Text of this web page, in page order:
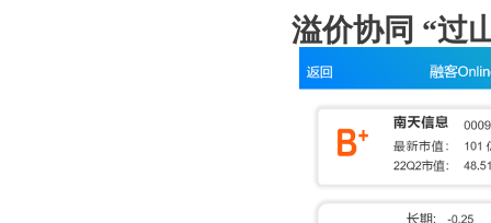
溢价协同 “过